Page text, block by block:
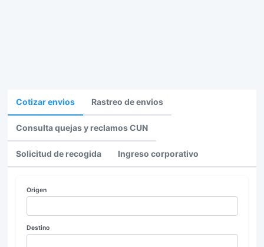
Cotizar envios Rastreo de envios
Consulta quejas y reclamos CUN
Solicitud de recogida Ingreso corporativo
Origen
Destino